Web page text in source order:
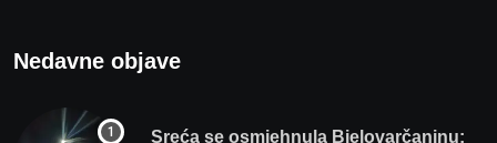
Nedavne objave
Sreća se osmjehnula Bjelovarčaninu: